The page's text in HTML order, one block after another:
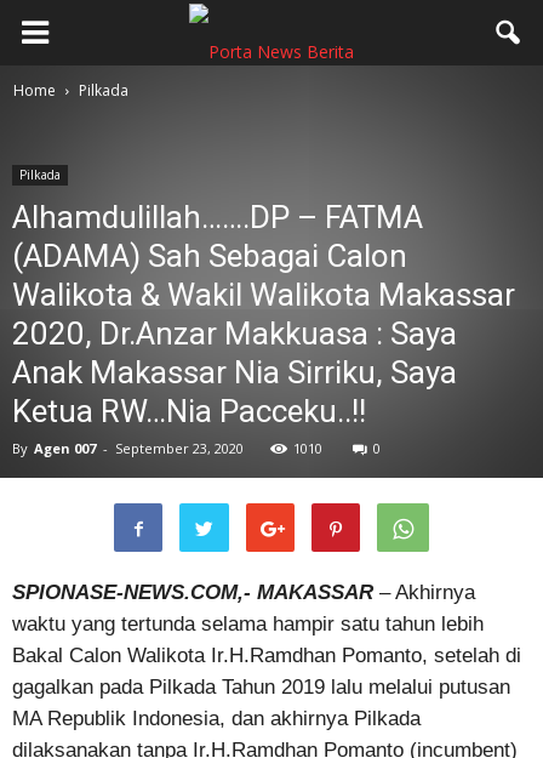
Home Pilkada
Pilkada
Alhamdulillah…….DP – FATMA
(ADAMA) Sah Sebagai Calon
Walikota & Wakil Walikota Makassar
2020, Dr.Anzar Makkuasa : Saya
Anak Makassar Nia Sirriku, Saya
Ketua RW…Nia Pacceku..!!
By Agen 007 - September 23, 2020 1010 0
SPIONASE-NEWS.COM,- MAKASSAR – Akhirnya
waktu yang tertunda selama hampir satu tahun lebih
Bakal Calon Walikota Ir.H.Ramdhan Pomanto, setelah di
gagalkan pada Pilkada Tahun 2019 lalu melalui putusan
MA Republik Indonesia, dan akhirnya Pilkada
dilaksanakan tanpa Ir.H.Ramdhan Pomanto (incumbent)